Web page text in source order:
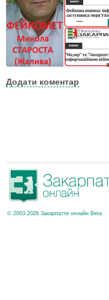
Додати коментар
© 2003-2026 Закарпаття онлайн Beta